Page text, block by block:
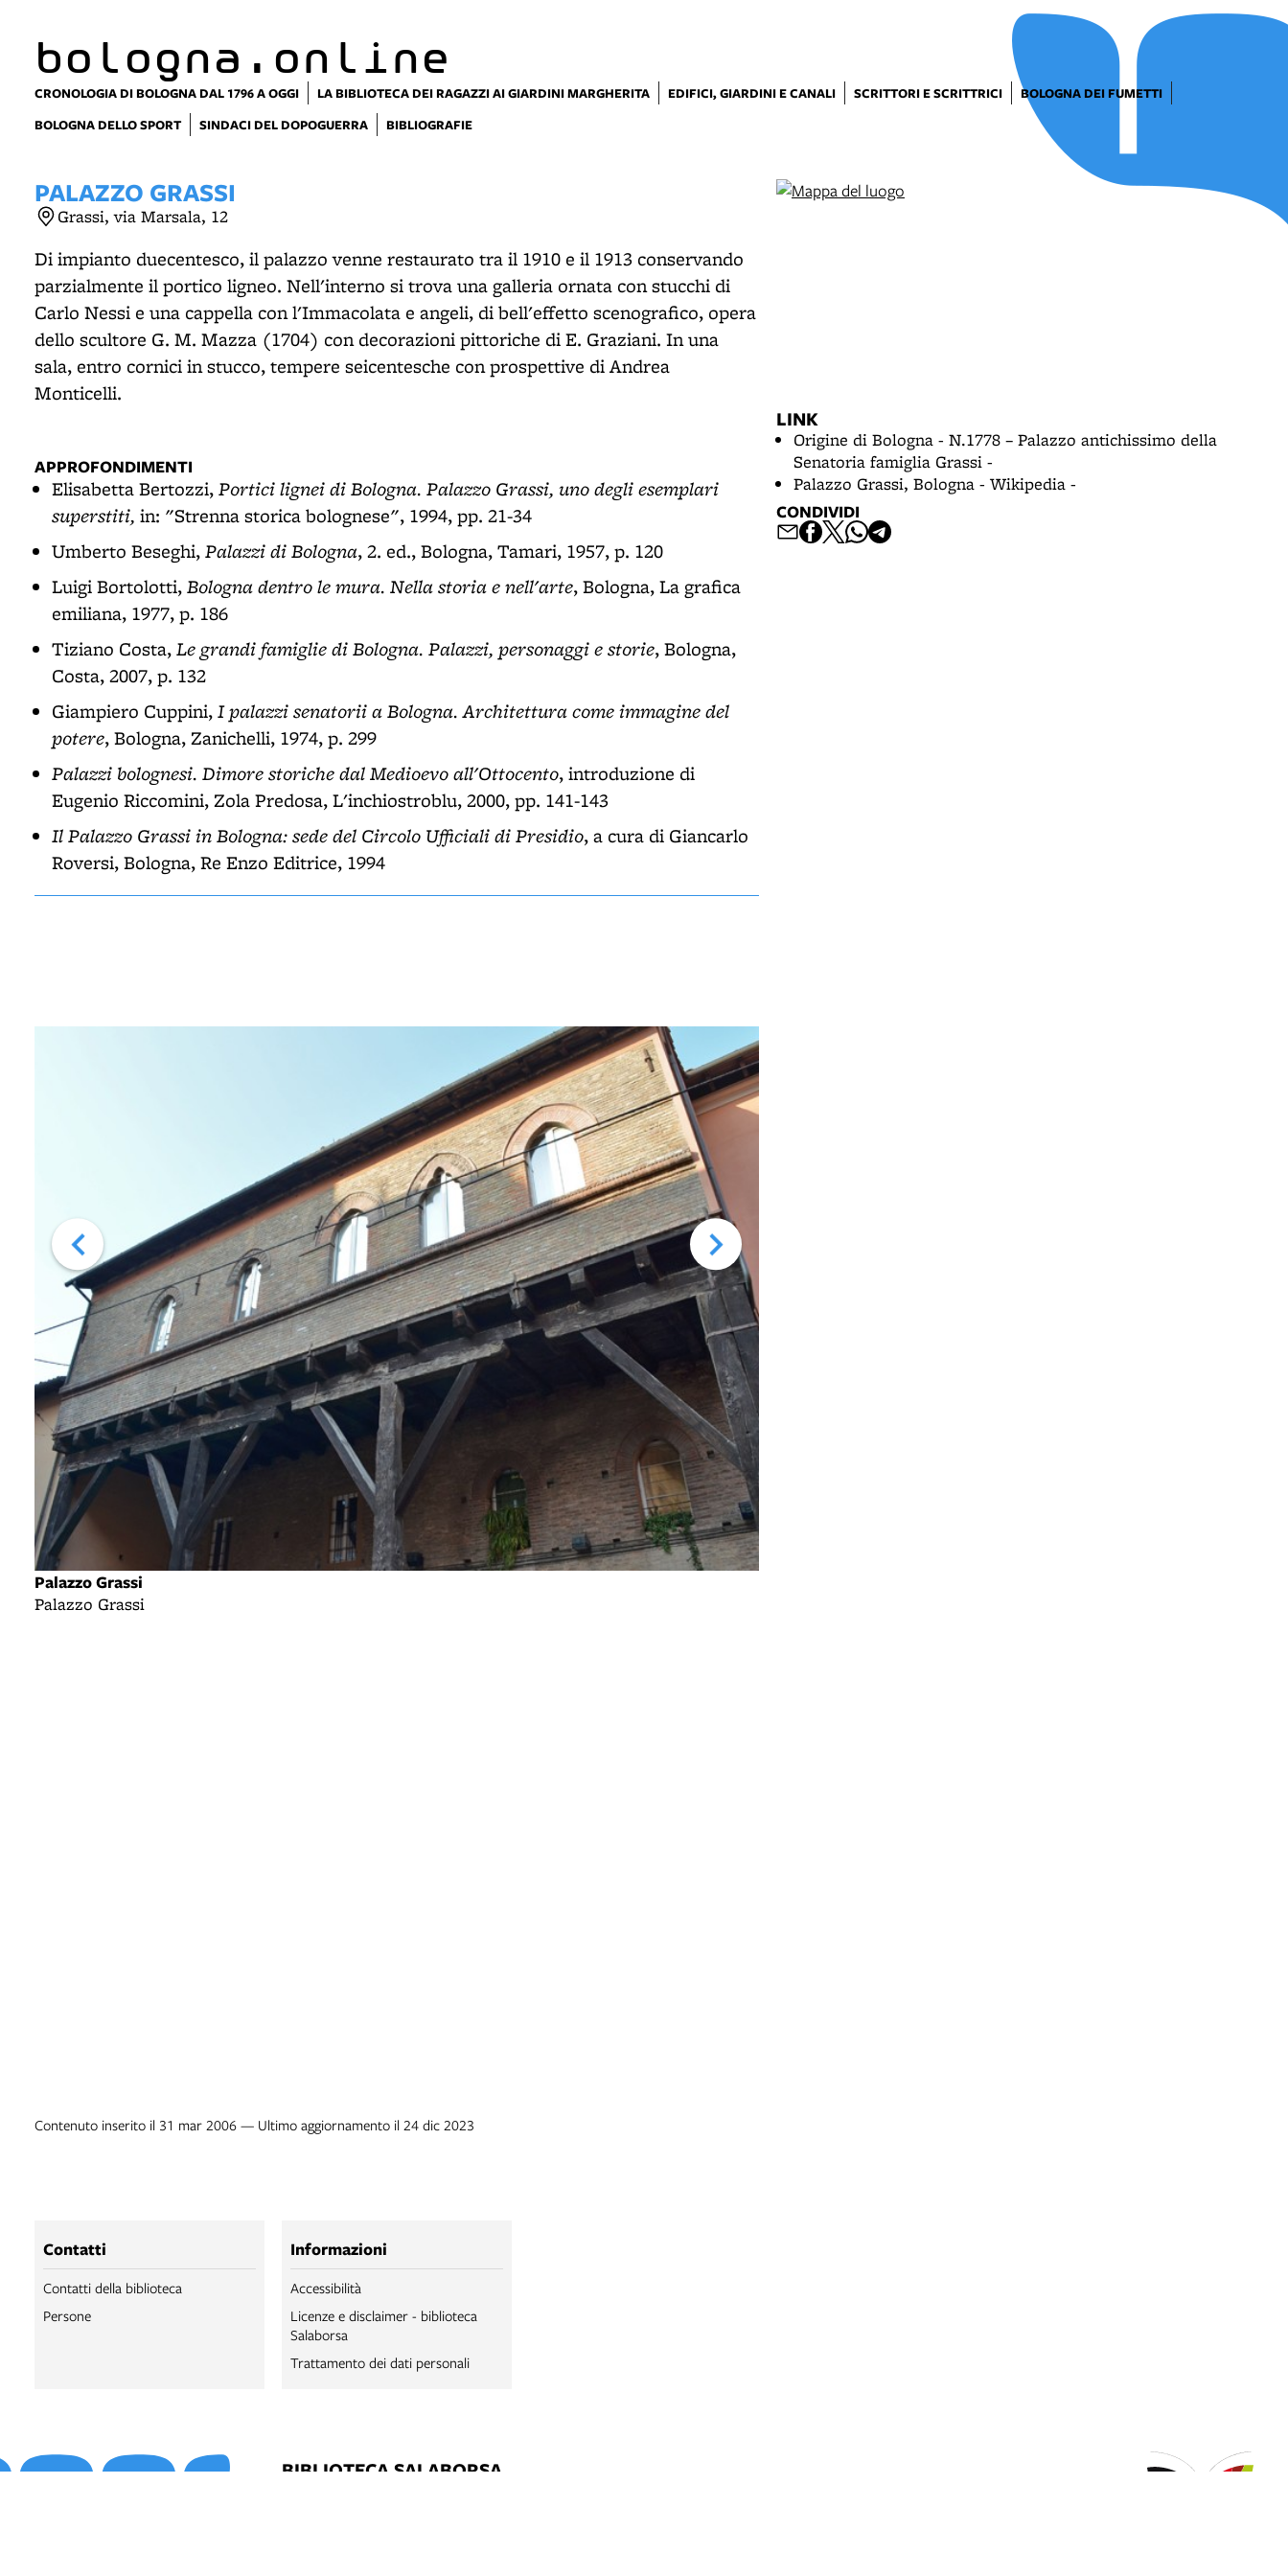
bologna.online
CRONOLOGIA DI BOLOGNA DAL 1796 A OGGI LA BIBLIOTECA DEI RAGAZZI AI GIARDINI MARGHERITA EDIFICI, GIARDINI E CANALI SCRITTORI E SCRITTRICI
BOLOGNA DEI FUMETTI
BOLOGNA DELLO SPORT
SINDACI DEL DOPOGUERRA BIBLIOGRAFIE
PALAZZO GRASSI
Grassi, via Marsala, 12
Di impianto duecentesco, il palazzo venne restaurato tra il 1910 e il 1913 conservando
parzialmente il portico ligneo. Nell'interno si trova una galleria ornata con stucchi di
Carlo Nessi e una cappella con l'Immacolata e angeli, di bell'effetto scenografico, opera
dello scultore G. M. Mazza (1704) con decorazioni pittoriche di E. Graziani. In una
sala, entro cornici in stucco, tempere seicentesche con prospettive di Andrea
Monticelli.
APPROFONDIMENTI
Elisabetta Bertozzi,Portici lignei di Bologna. Palazzo Grassi, uno degli esemplari
superstiti, in: "Strenna storica bolognese", 1994, pp. 21-34
Umberto Beseghi,Palazzi di Bologna, 2. ed., Bologna, Tamari, 1957, p. 120
Luigi Bortolotti,Bologna dentro le mura. Nella storia e nell'arte, Bologna, La grafica
emiliana, 1977, p. 186
Tiziano Costa,Le grandi famiglie di Bologna. Palazzi, personaggi e storie, Bologna,
Costa, 2007, p. 132
Giampiero Cuppini,I palazzi senatorii a Bologna. Architettura come immagine del
potere, Bologna, Zanichelli, 1974, p. 299
Palazzi bolognesi. Dimore storiche dal Medioevo all'Ottocento, introduzione di
Eugenio Riccomini, Zola Predosa, L'inchiostroblu, 2000, pp. 141-143
Il Palazzo Grassi in Bologna: sede del Circolo Ufficiali di Presidio, a cura di Giancarlo
Roversi, Bologna, Re Enzo Editrice, 1994
Palazzo Grassi
Palazzo Grassi
LINK
Origine di Bologna - N.1778 – Palazzo antichissimo della
Senatoria famiglia Grassi -
Palazzo Grassi, Bologna - Wikipedia -
CONDIVIDI
Contenuto inserito il 31 mar 2006 — Ultimo aggiornamento il 24 dic 2023
Contatti
Contatti della biblioteca
Persone
Informazioni
Accessibilità
Licenze e disclaimer - biblioteca
Salaborsa
Trattamento dei dati personali
BIBLIOTECA SALABORSA